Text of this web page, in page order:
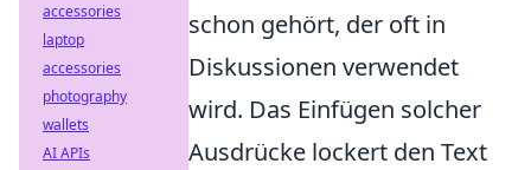
schon gehört, der oft in
Diskussionen verwendet
wird. Das Einfügen solcher
Ausdrücke lockert den Text
accessories
laptop
accessories
photography
wallets
AI APIs